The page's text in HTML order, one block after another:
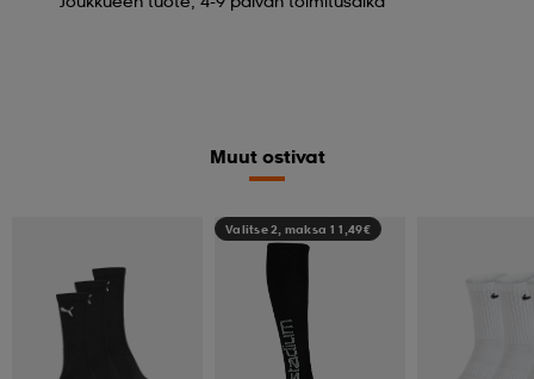
Muut ostivat
Valitse 2, maksa 11,49€